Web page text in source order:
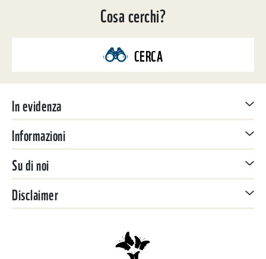
Cosa cerchi?
CERCA
In evidenza
Informazioni
Su di noi
Disclaimer